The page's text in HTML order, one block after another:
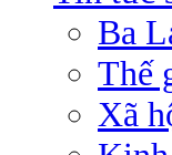
Ba
Thế
Xã